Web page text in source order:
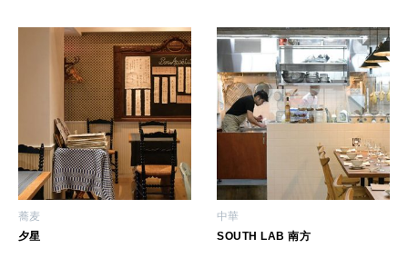
蕎麦
夕星
中華
SOUTH LAB 南方